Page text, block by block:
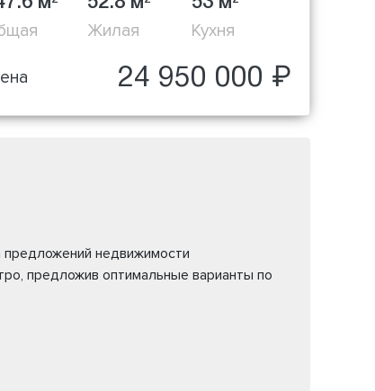
Жилая Кухня
24 950 000 ₽
предложений недвижимости
предложив оптимальные варианты по